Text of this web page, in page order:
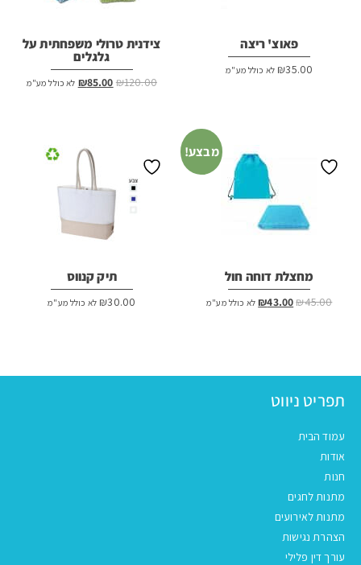
פאוצ' ריצה
₪35.00 לא כולל מע"מ
צידנית טרולי משפחתית על
גלגלים
₪120.00
המחיר₪85.00 המחיר
לא כולל מע"מ
מבצע!
מחצלת דוחה חול
₪45.00
המחיר₪43.00 המחיר
לא כולל מע"מ
תיק קנווס
₪30.00 לא כולל מע"מ
תפריט ניווט
עמוד הבית
אודות
חנות
מתנות לחגים
מתנות לאירועים
הצהרת נגישות
עורך דין פלילי